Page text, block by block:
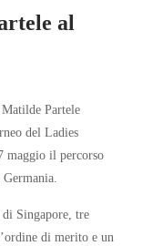
al
Partele
del Ladies
maggio il percorso
di Singapore, tre
di merito e un